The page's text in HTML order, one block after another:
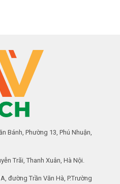
Bánh, Phường 13, Phú Nhuận,
Trãi, Thanh Xuân, Hà Nội.
đường Trần Văn Hà, P.Trường